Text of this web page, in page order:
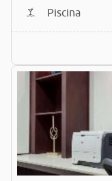
Piscina